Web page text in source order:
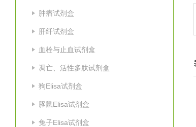
肿瘤试剂盒
肝纤试剂盒
血栓与止血试剂盒
凋亡、活性多肽试剂盒
狗Elisa试剂盒
豚鼠Elisa试剂盒
兔子Elisa试剂盒